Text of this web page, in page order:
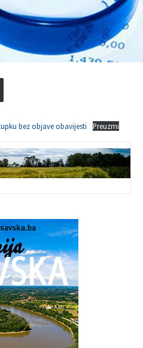
bez objave obavijesti Preuzmi